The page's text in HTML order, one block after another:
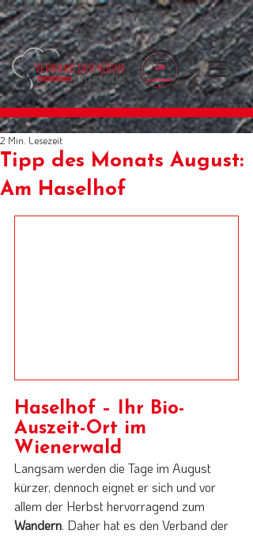
Tipp des Monats August:
Am Haselhof
2 Min. Lesezeit
Haselhof – Ihr Bio-
Auszeit-Ort im
Wienerwald
Langsam werden die Tage im August
kürzer, dennoch eignet er sich und vor
allem der Herbst hervorragend zum
Wandern. Daher hat es den Verband der